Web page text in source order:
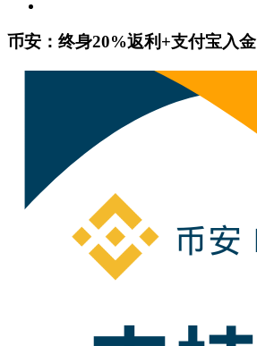
币安：终身20%返利+支付宝入金